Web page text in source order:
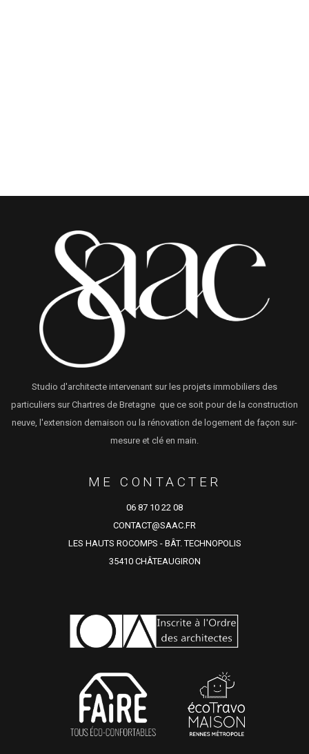
Studio d'architecte intervenant sur les projets immobiliers des
particuliers sur Chartres de Bretagne que ce soit pour de la construction
neuve, l'extension demaison ou la rénovation de logement de façon sur-
mesure et clé en main.
ME CONTACTER
06 87 10 22 08
CONTACT@SAAC.FR
LES HAUTS ROCOMPS - BÂT. TECHNOPOLIS
35410 CHÂTEAUGIRON